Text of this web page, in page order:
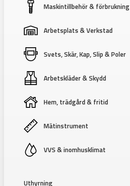
Maskintillbehör & förbrukning
Arbetsplats & Verkstad
Svets, Skär, Kap, Slip & Poler
Arbetskläder & Skydd
Hem, trädgård & fritid
Mätinstrument
VVS & inomhusklimat
Uthyrning